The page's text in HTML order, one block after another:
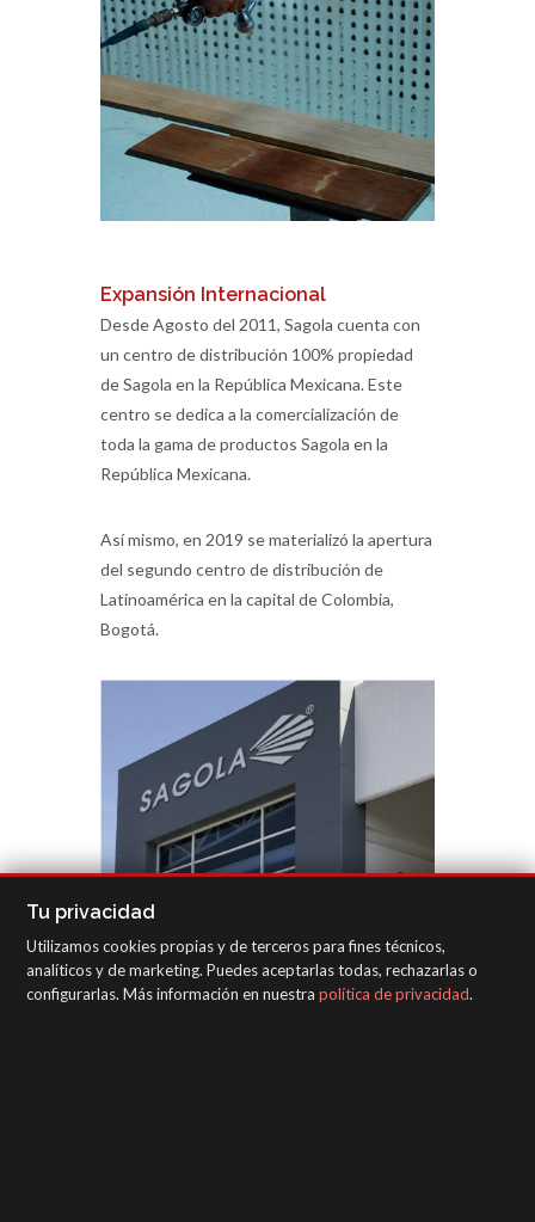
Expansión Internacional
Desde Agosto del 2011, Sagola cuenta con
un centro de distribución 100% propiedad
de Sagola en la República Mexicana. Este
centro se dedica a la comercialización de
toda la gama de productos Sagola en la
República Mexicana.
Así mismo, en 2019 se materializó la apertura
del segundo centro de distribución de
Latinoamérica en la capital de Colombia,
Bogotá.
Tu privacidad
Utilizamos cookies propias y de terceros para fines técnicos,
analíticos y de marketing. Puedes aceptarlas todas, rechazarlas o
configurarlas. Más información en nuestra política de privacidad.